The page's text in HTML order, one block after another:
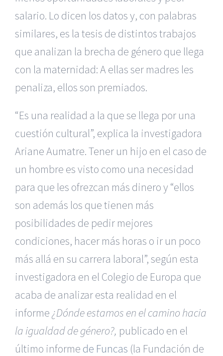
salario. Lo dicen los datos y, con palabras
similares, es la tesis de distintos trabajos
que analizan la brecha de género que llega
con la maternidad: A ellas ser madres les
penaliza, ellos son premiados.
“Es una realidad a la que se llega por una
cuestión cultural”, explica la investigadora
Ariane Aumatre. Tener un hijo en el caso de
un hombre es visto como una necesidad
para que les ofrezcan más dinero y “ellos
son además los que tienen más
posibilidades de pedir mejores
condiciones, hacer más horas o ir un poco
más allá en su carrera laboral”, según esta
investigadora en el Colegio de Europa que
acaba de analizar esta realidad en el
informe¿Dónde estamos en el camino hacia
la igualdad de género?, publicado en el
último informe de Funcas (la Fundación de